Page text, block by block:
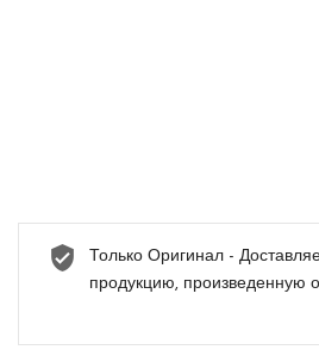
Только Оригинал -
продукцию,